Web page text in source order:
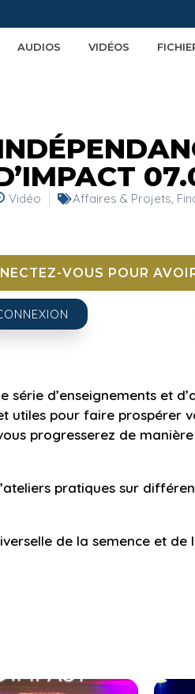
AUDIOS VIDÉOS
Vidéo Affaires & Projets,
VOUS POUR
série d’enseignements et
utiles pour faire prospérer
progresserez de
pratiques sur
de la semence et